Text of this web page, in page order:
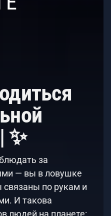
✨
за
— вы в ловушке
связаны по рукам и
И такова
людей на планете: